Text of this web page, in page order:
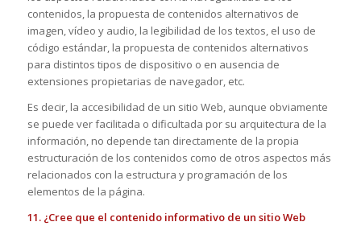
contenidos, la propuesta de contenidos alternativos de
imagen, vídeo y audio, la legibilidad de los textos, el uso de
código estándar, la propuesta de contenidos alternativos
para distintos tipos de dispositivo o en ausencia de
extensiones propietarias de navegador, etc.
Es decir, la accesibilidad de un sitio Web, aunque obviamente
se puede ver facilitada o dificultada por su arquitectura de la
información, no depende tan directamente de la propia
estructuración de los contenidos como de otros aspectos más
relacionados con la estructura y programación de los
elementos de la página.
11. ¿Cree que el contenido informativo de un sitio Web